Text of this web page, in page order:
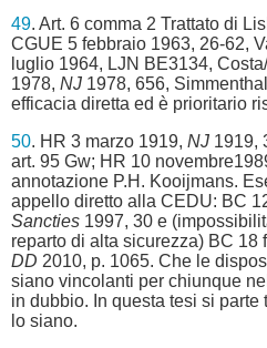
49. Art. 6 comma 2 Trattato di
CGUE 5 febbraio 1963, 26-62,
luglio 1964, LJN BE3134,
1978, NJ 1978, 656,
efficacia diretta ed è prioritario
50. HR 3 marzo 1919, NJ 1919,
art. 95 Gw; HR 10
annotazione P.H. Kooijmans.
appello diretto alla CEDU: BC
Sancties 1997, 30 e
reparto di alta sicurezza) BC 18
DD 2010, p. 1065. Che le
siano vincolanti per chiunque
in dubbio. In questa tesi si
lo siano.